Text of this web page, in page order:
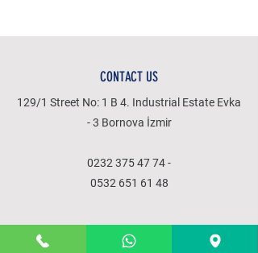
CONTACT US
129/1 Street No: 1 B 4. Industrial Estate Evka
- 3 Bornova İzmir
0232 375 47 74-
0532 651 61 48
MENU